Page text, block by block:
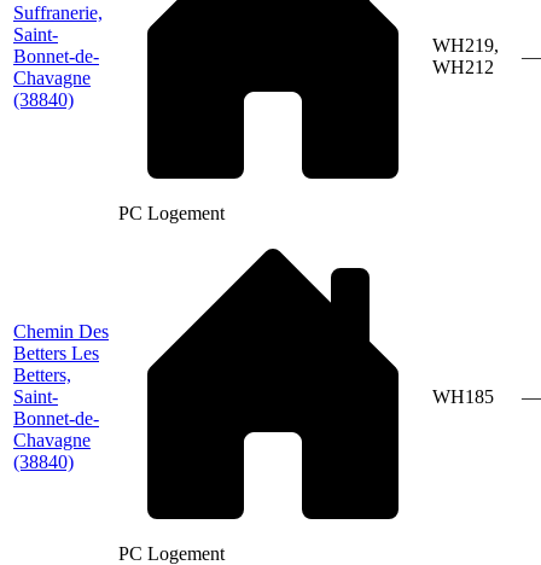
Suffranerie,
Saint-
Bonnet-de-
Chavagne
(38840)
PC Logement
WH219,
WH212
—
Chemin Des
Betters Les
Betters,
Saint-
Bonnet-de-
Chavagne
(38840)
PC Logement
WH185 —